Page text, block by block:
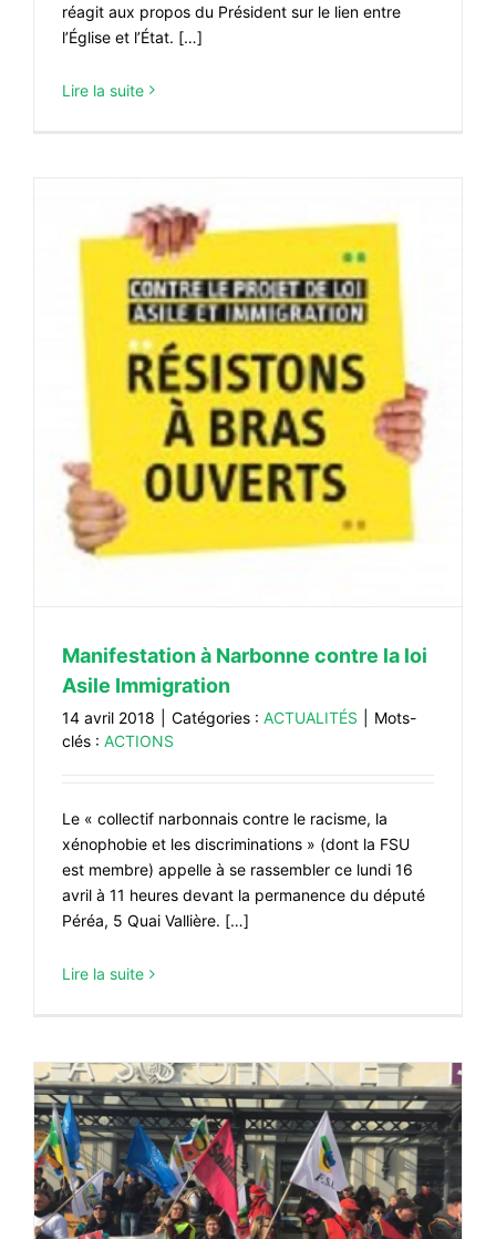
réagit aux propos du Président sur le lien entre
l’Église et l’État. […]
Lire la suite
Manifestation à Narbonne contre la loi
Asile Immigration
14 avril 2018 Catégories : ACTUALITÉS
Mots-
clés : ACTIONS
Le « collectif narbonnais contre le racisme, la
xénophobie et les discriminations » (dont la FSU
est membre) appelle à se rassembler ce lundi 16
avril à 11 heures devant la permanence du député
Péréa, 5 Quai Vallière. […]
Lire la suite